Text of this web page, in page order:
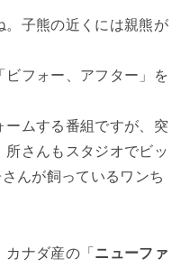
。子熊の近くには親熊が
ビフォー、アフター」を
ームする番組ですが、突
さんもスタジオでビッ
んが飼っているワンち
ナダ産の「 ニューファ